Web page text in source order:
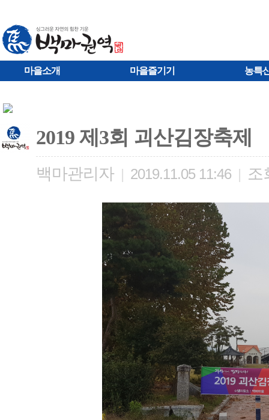
마을소개 마을즐기기 농특
2019 제3회 괴산김장축제
백마관리자 | 2019.11.05 11:46 | 조